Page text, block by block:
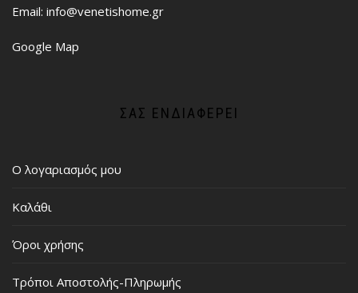
Email: info@venetishome.gr
Google Map
ΣΑΣ ΕΝΔΙΑΦΈΡΕΙ
Ο λογαριασμός μου
Καλάθι
Όροι χρήσης
Τρόποι Αποστολής-Πληρωμής